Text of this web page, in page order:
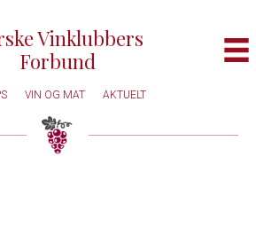
Vinklubbers
Forbund
VIN OG MAT AKTUELT